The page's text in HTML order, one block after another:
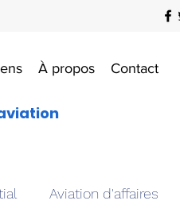
À propos Contact
Aviation d'affaires